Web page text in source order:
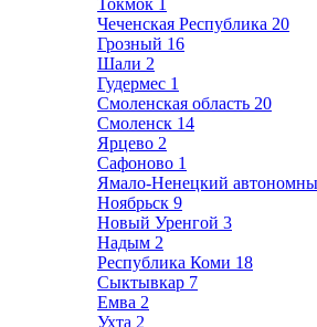
Токмок 1
Чеченская Республика 20
Грозный 16
Шали 2
Гудермес 1
Смоленская область 20
Смоленск 14
Ярцево 2
Сафоново 1
Ямало-Ненецкий
Ноябрьск 9
Новый Уренгой 3
Надым 2
Республика Коми 18
Сыктывкар 7
Емва 2
Ухта 2